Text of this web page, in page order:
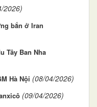
2026)
bắn ở Iran
Tây Ban Nha
Hà Nội (08/04/2026)
(09/04/2026)